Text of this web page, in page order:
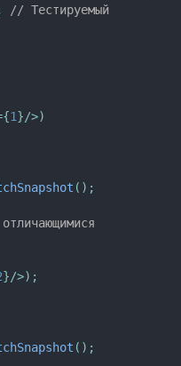
// Тестируемый
{1}/>)
( ) ;
}/>) ;
( ) ;